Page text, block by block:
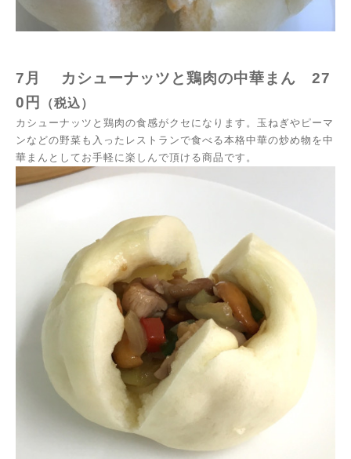
7月 カシューナッツと鶏肉の中華まん 27
0円
（税込）
カシューナッツと鶏肉の食感がクセになります。玉ねぎやピーマ
ンなどの野菜も入ったレストランで食べる本格中華の炒め物を中
華まんとしてお手軽に楽しんで頂ける商品です。